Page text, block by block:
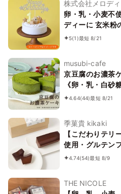
株式会社メロデ
ン
卵・乳・小麦不
ディーに 玄米粉
り物に
5(1)最短 8/21
musubi-cafe
京豆腐のお濃茶
《卵・乳・白砂
ィーガンスイー
4.64(44)最短 8/21
季菓貴 kikaki
【こだわりテリ
使用・グルテン
ョコレートケー
4.74(54)最短 8/9
THE NICOLE